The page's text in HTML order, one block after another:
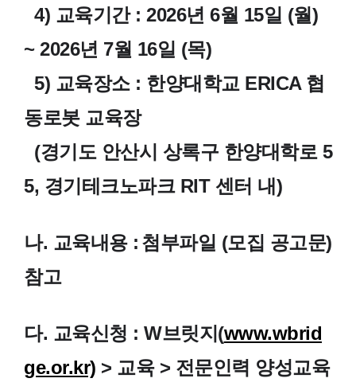
4) 교육기간 : 2026년 6월 15일 (월)
~ 2026년 7월 16일 (목)
5) 교육장소 : 한양대학교 ERICA 협
동로봇 교육장
(경기도 안산시 상록구 한양대학로 5
5, 경기테크노파크 RIT 센터 내)
나. 교육내용 : 첨부파일 (모집 공고문)
참고
다. 교육신청 : W브릿지(www.wbrid
ge.or.kr) > 교육 > 전문인력 양성교육